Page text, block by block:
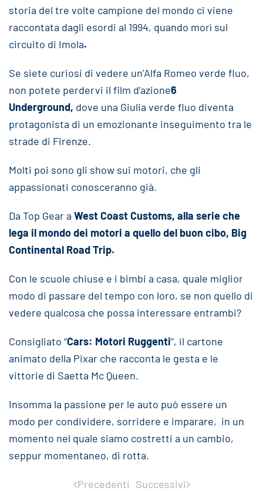
storia del tre volte campione del mondo ci viene
raccontata dagli esordi al 1994, quando morì sul
circuito di Imola.
Se siete curiosi di vedere un’Alfa Romeo verde fluo,
non potete perdervi il film d’azione6
Underground, dove una Giulia verde fluo diventa
protagonista di un emozionante inseguimento tra le
strade di Firenze.
Molti poi sono gli show sui motori, che gli
appassionati conosceranno già.
Da Top Gear a West Coast Customs, alla serie che
lega il mondo dei motori a quello del buon cibo, Big
Continental Road Trip.
Con le scuole chiuse e i bimbi a casa, quale miglior
modo di passare del tempo con loro, se non quello di
vedere qualcosa che possa interessare entrambi?
Consigliato “Cars: Motori Ruggenti”, il cartone
animato della Pixar che racconta le gesta e le
vittorie di Saetta Mc Queen.
Insomma la passione per le auto può essere un
modo per condividere, sorridere e imparare, in un
momento nel quale siamo costretti a un cambio,
seppur momentaneo, di rotta.
Precedenti Successivi